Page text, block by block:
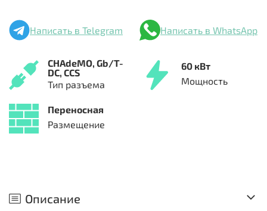
Переносная
Размещение
CHAdeMO, Gb/T-
DC, CCS
Тип разъема
60 кВт
Мощность
Написать в Telegram Написать в WhatsApp
Описание